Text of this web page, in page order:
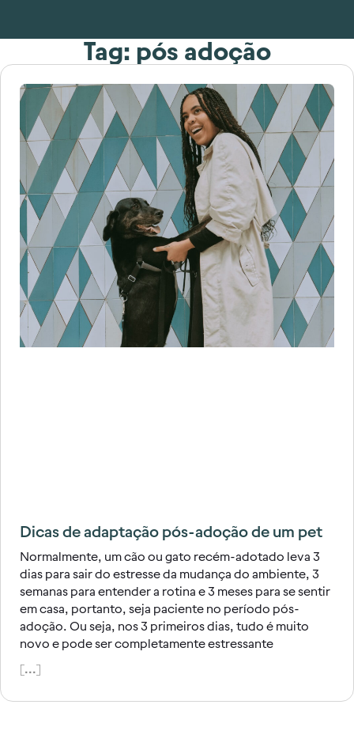
Tag: pós adoção
Dicas de adaptação pós-adoção de um pet
Normalmente, um cão ou gato recém-adotado leva 3
dias para sair do estresse da mudança do ambiente, 3
semanas para entender a rotina e 3 meses para se sentir
em casa, portanto, seja paciente no período pós-
adoção. Ou seja, nos 3 primeiros dias, tudo é muito
novo e pode ser completamente estressante
[...]